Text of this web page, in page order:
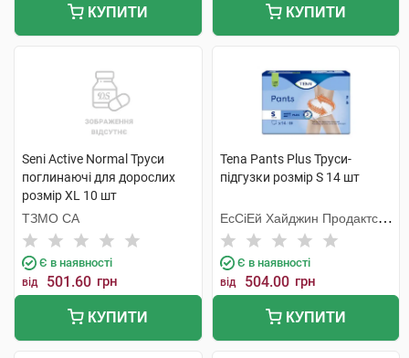
КУПИТИ КУПИТИ
Seni Active Normal Труси
поглинаючі для дорослих
розмір XL 10 шт
ТЗМО СА
Є в наявності
від 501.60 грн
КУПИТИ
Tena Pants Plus Труси-
підгузки розмір S 14 шт
ЕсСіЕй Хайджин Продактс
Хугезанд
Є в наявності
від 504.00 грн
КУПИТИ